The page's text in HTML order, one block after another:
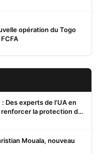
opération du Togo
Des experts de l’UA en
la protection des
Mouala, nouveau